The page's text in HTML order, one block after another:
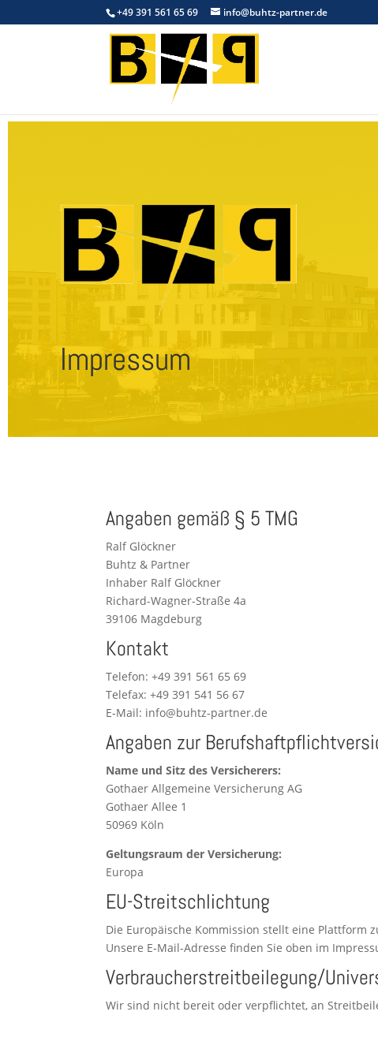
+49 391 561 65 69 info@buhtz-partner.de
Impressum
Angaben gemäß § 5 TMG
Ralf Glöck­ner
Buhtz & Partner
Inha­ber Ralf Glöckner
Richard-Wag­ner-Stra­ße 4a
39106 Magdeburg
Kontakt
Tele­fon: +49 391 561 65 69
Tele­fax: +49 391 541 56 67
E‑Mail: info@buhtz-partner.de
Angaben zur
Name und Sitz des Versicherers:
Gotha­er All­ge­mei­ne Ver­si­che­rung AG
Gotha­er Allee 1
50969 Köln
Gel­tungs­raum der Ver­si­che­rung:
Euro­pa
EU-Streitschlichtung
Die Euro­päi­sche Kom­mis­si­on stellt eine Platt­form
Unse­re E‑Mail-Adres­se fin­den Sie oben im
Verbraucher­streit­beilegung/
Wir sind nicht bereit oder ver­pflich­tet, an